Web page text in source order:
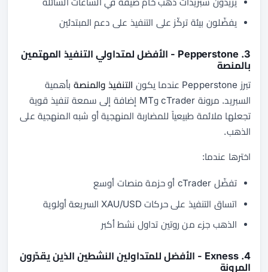
يفضّلون بيئة تركّز على التنفيذ على دعم المبتدئين
3. Pepperstone - الأفضل لمتداولي التنفيذ المهتمين
بالمنصة
تبرز Pepperstone عندما يكون التنفيذ والمنصة بأهمية
السبريد. مرونة cTrader وMT إضافة إلى سمعة تنفيذ قوية
تجعلها ملائمة طبيعياً للمضاربة المنهجية أو شبه المنهجية على
الذهب.
اخترها عندما:
تفضّل cTrader أو حزمة منصات أوسع
اتساق التنفيذ على حركات XAU/USD السريعة أولوية
الذهب جزء من روتين تداول نشط أكبر
4. Exness - الأفضل للمتداولين النشطين الذين يقدّرون
المرونة